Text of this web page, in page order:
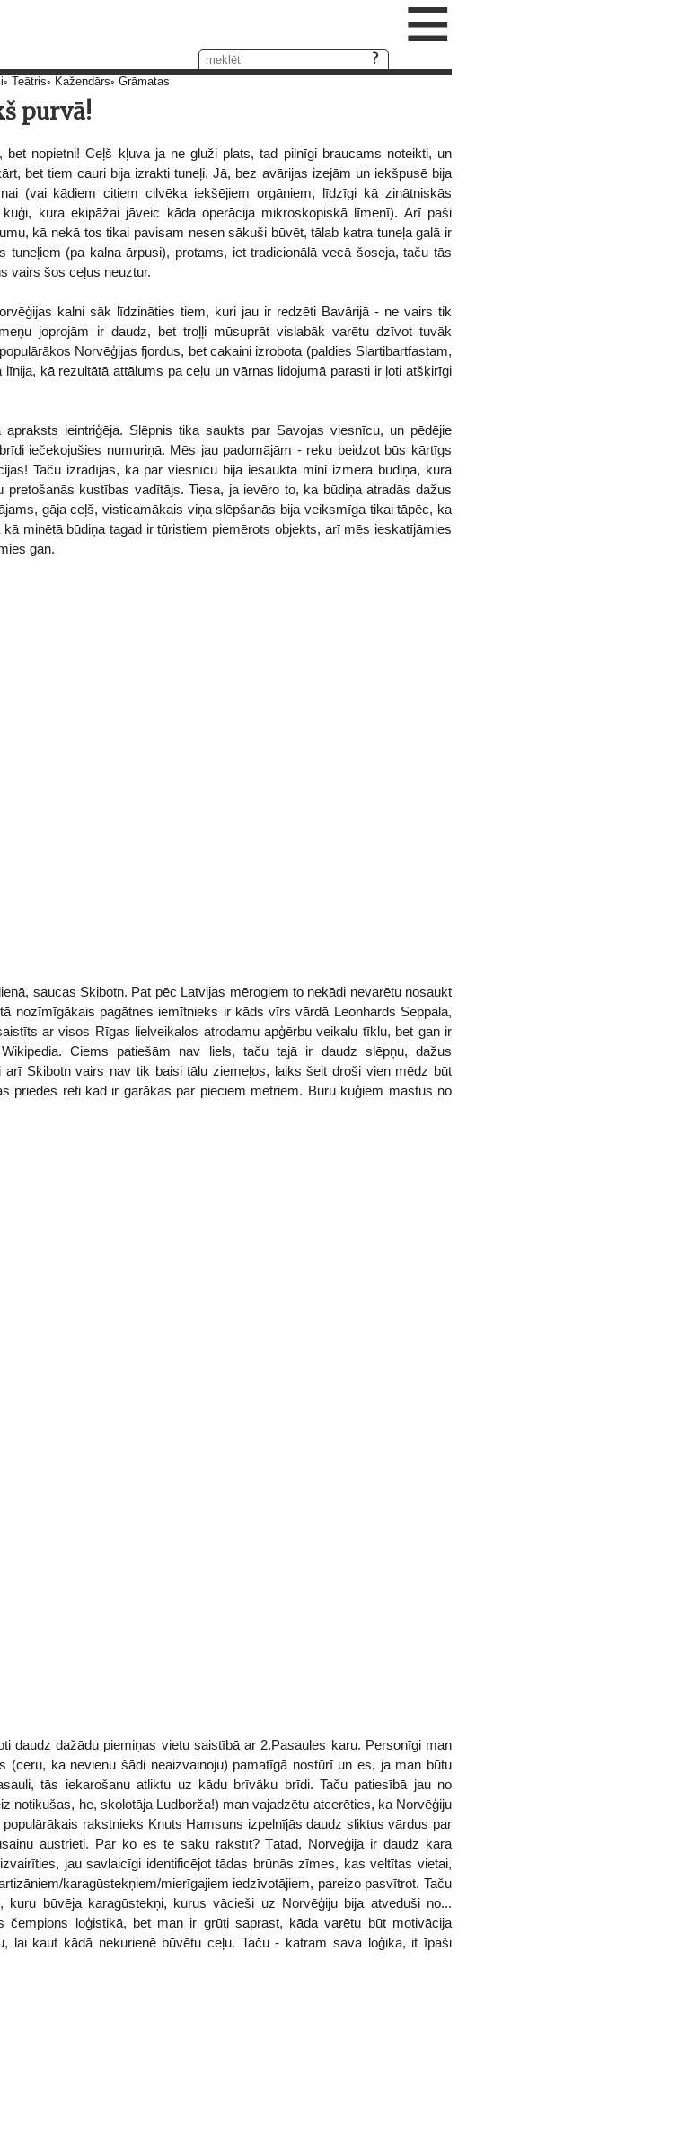
≡
Teātris Kažendārs Grāmatas
purvā!
nopietni! Ceļš kļuva ja ne gluži plats, tad pilnīgi braucams noteikti, un
bet tiem cauri bija izrakti tuneļi. Jā, bez avārijas izejām un iekšpusē bija
(vai kādiem citiem cilvēka iekšējiem orgāniem, līdzīgi kā zinātniskās
kura ekipāžai jāveic kāda operācija mikroskopiskā līmenī). Arī paši
kā nekā tos tikai pavisam nesen sākuši būvēt, tālab katra tuneļa galā ir
tuneļiem (pa kalna ārpusi), protams, iet tradicionālā vecā šoseja, taču tās
vairs šos ceļus neuztur.
kalni sāk līdzināties tiem, kuri jau ir redzēti Bavārijā - ne vairs tik
joprojām ir daudz, bet troļļi mūsuprāt vislabāk varētu dzīvot tuvāk
Norvēģijas fjordus, bet cakaini izrobota (paldies Slartibartfastam,
kā rezultātā attālums pa ceļu un vārnas lidojumā parasti ir ļoti atšķirīgi
ieintriģēja. Slēpnis tika saukts par Savojas viesnīcu, un pēdējie
iečekojušies numuriņā. Mēs jau padomājām - reku beidzot būs kārtīgs
Taču izrādījās, ka par viesnīcu bija iesaukta mini izmēra būdiņa, kurā
kustības vadītājs. Tiesa, ja ievēro to, ka būdiņa atradās dažus
gāja ceļš, visticamākais viņa slēpšanās bija veiksmīga tikai tāpēc, ka
minētā būdiņa tagad ir tūristiem piemērots objekts, arī mēs ieskatījāmies
gan.
saucas Skibotn. Pat pēc Latvijas mērogiem to nekādi nevarētu nosaukt
nozīmīgākais pagātnes iemītnieks ir kāds vīrs vārdā Leonhards Seppala,
ar visos Rīgas lielveikalos atrodamu apģērbu veikalu tīklu, bet gan ir
Ciems patiešām nav liels, taču tajā ir daudz slēpņu, dažus
arī Skibotn vairs nav tik baisi tālu ziemeļos, laiks šeit droši vien mēdz būt
priedes reti kad ir garākas par pieciem metriem. Buru kuģiem mastus no
daudz dažādu piemiņas vietu saistībā ar 2.Pasaules karu. Personīgi man
ka nevienu šādi neaizvainoju) pamatīgā nostūrī un es, ja man būtu
tās iekarošanu atliktu uz kādu brīvāku brīdi. Taču patiesībā jau no
notikušas, he, skolotāja Ludborža!) man vajadzētu atcerēties, ka Norvēģiju
rakstnieks Knuts Hamsuns izpelnījās daudz sliktus vārdus par
austrieti. Par ko es te sāku rakstīt? Tātad, Norvēģijā ir daudz kara
jau savlaicīgi identificējot tādas brūnās zīmes, kas veltītas vietai,
karagūstekņiem/mierīgajiem iedzīvotājiem, pareizo pasvītrot. Taču
būvēja karagūstekņi, kurus vācieši uz Norvēģiju bija atveduši no...
čempions loģistikā, bet man ir grūti saprast, kāda varētu būt motivācija
lai kaut kādā nekurienē būvētu ceļu. Taču - katram sava loģika, it īpaši